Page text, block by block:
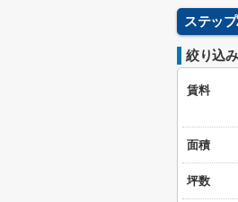
ステッ
絞り込
賃料
面積
坪数